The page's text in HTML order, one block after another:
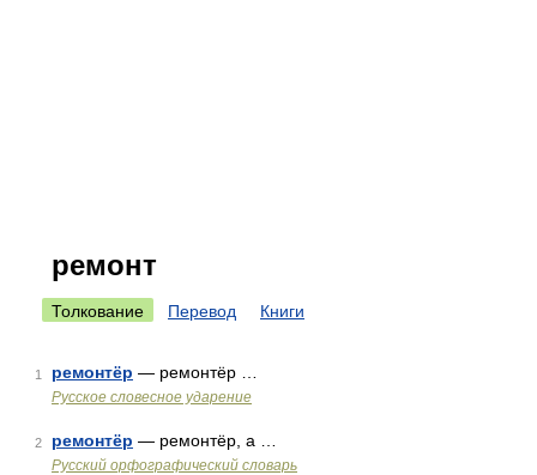
ремонт
Толкование Перевод Книги
1 ремонтёр — ремонтёр …
Русское словесное ударение
2 ремонтёр — ремонтёр, а …
Русский орфографический словарь